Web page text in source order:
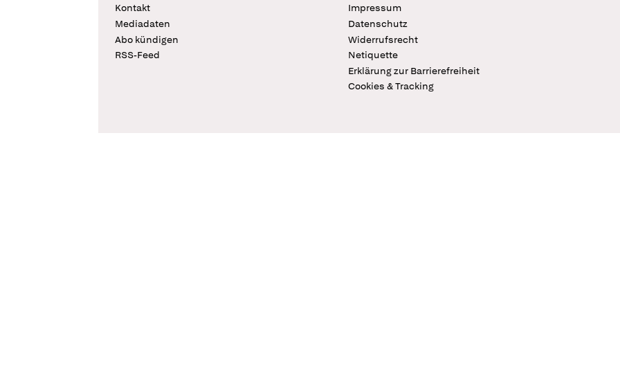
Kontakt
Mediadaten
Abo kündigen
RSS-Feed
Impressum
Datenschutz
Widerrufsrecht
Netiquette
Erklärung zur Barrierefreiheit
Cookies & Tracking